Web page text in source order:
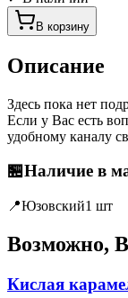
В корзину
Описание
Здесь пока нет
Если у Вас есть
удобному каналу
🏪Наличие в
📍Юзовский1 шт
Возможно,
Кислая